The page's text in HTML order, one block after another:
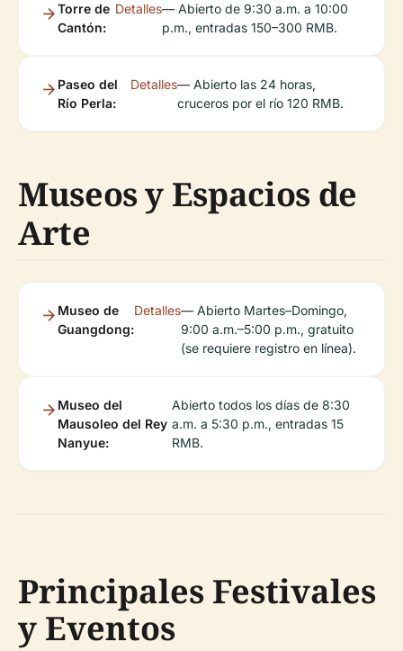
Torre de
Cantón:
Detalles— Abierto de 9:30 a.m. a 10:00
p.m., entradas 150–300 RMB.
Paseo del
Río Perla:
Detalles— Abierto las 24 horas,
cruceros por el río 120 RMB.
Museos y Espacios de
Arte
Museo de
Guangdong:
Detalles— Abierto Martes–Domingo,
9:00 a.m.–5:00 p.m., gratuito
(se requiere registro en línea).
Museo del
Mausoleo del Rey
Nanyue:
Abierto todos los días de 8:30
a.m. a 5:30 p.m., entradas 15
RMB.
Principales Festivales
y Eventos